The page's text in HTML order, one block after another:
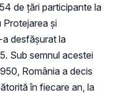
de țări participante la
Protejarea și
a desfășurat la
Sub semnul acestei
România a decis
în fiecare an, la